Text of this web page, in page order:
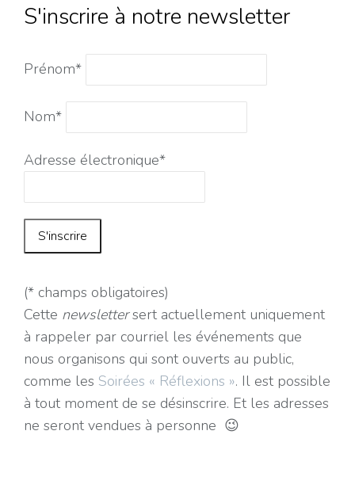
S'inscrire à notre newsletter
Prénom*
Nom*
Adresse électronique*
(* champs obligatoires)
Cette newslettersert actuellement uniquement
à rappeler par courriel les événements que
nous organisons qui sont ouverts au public,
comme les Soirées « Réflexions ». Il est possible
à tout moment de se désinscrire. Et les adresses
ne seront vendues à personne 😉